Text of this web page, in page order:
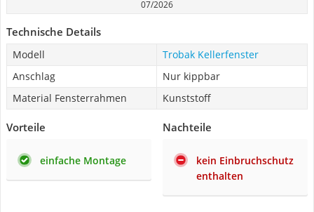
07/2026
Technische Details
Modell
Trobak Kellerfenster
Anschlag
Nur kippbar
Material Fensterrahmen
Kunststoff
Vorteile
einfache Montage
Nachteile
kein Einbruchschutz
enthalten